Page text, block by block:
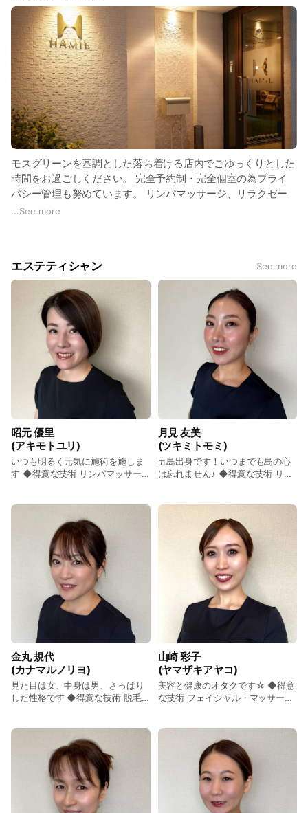
モスグリーンを基調とした落ち着ける店内でごゆっくりとした
時間をお過ごしください。 完全予約制・完全個室の為プライ
バシー管理も努めています。 リンパマッサージ、リラクゼー
ション、痩身、フェイシャル、脱毛、ブライダル、インナー強
◆HAMIL平尾店のLINE公式アカウントはこちら
https://line.me/R/ti/p/@fdi0458f
...See more
エステティシャン See more
昭元 優里
(アキモトユリ)
いつも明るく元気に施術を施しま
す ◆得意な技術 リンパマッサー
客様から出勤か休みかすぐ分かる
と言われます（笑）鹿児島出身で
すが、もうナマリはありません
(笑)とにかく『楽しむ』がモット
月見 友美
(ツキミトモミ)
五島出身です！いつまでも島の心
は忘れません♪ ◆得意な技術 リン
メッセージ とにかく楽しいことが
大好きで夏は海、冬はキャンプ、
春夏秋冬楽しんでます！お客様に
来てよかったと思って頂けるよう
結果重視はもちろん、楽しい時間
を過ごせたらと思っています！
金丸 規代
(カナマルノリヨ)
見た目は女、中身は男、さっぱり
した性格です ◆得意な技術 脱毛、
トーに！仕事もプライベートも全
力で楽しく過ごせたら幸せです！
第一印象はクールに見られます
が、話せば明るいのでどんどん話
しかけて下さい！笑
山崎 彩子
(ヤマザキアヤコ)
美容と健康のオタクです☆ ◆得意
な技術 フェイシャル・マッサージ
ても美しくなれます。出会った全
ての方が心も身体も元気で明るく
過ごせるようにお手伝いいたしま
す。楽しい時間を過ごしましょ